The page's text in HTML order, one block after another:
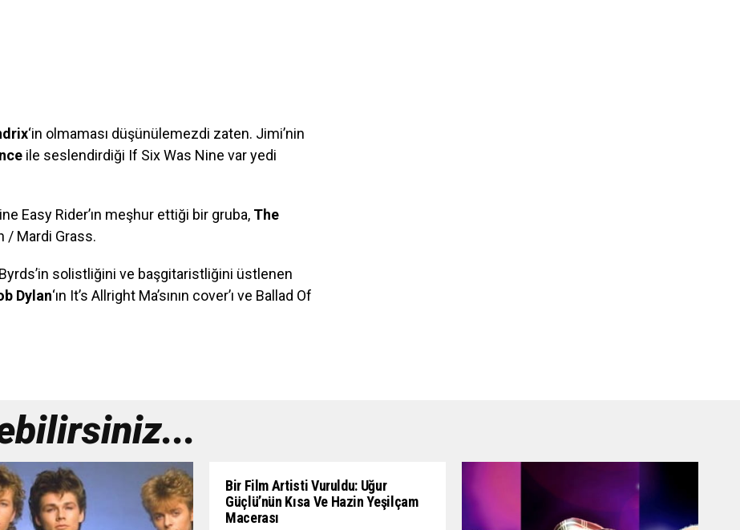
‘in olmaması düşünülemezdi zaten. Jimi’nin
ile seslendirdiği If Six Was Nine var yedi
Easy Rider’ın meşhur ettiği bir gruba, The
/ Mardi Grass.
solistliğini ve başgitaristliğini üstlenen
Dylan‘ın It’s Allright Ma’sının cover’ı ve Ballad Of
Bir Film Artisti Vuruldu: Uğur
Güçlü’nün Kısa Ve Hazin Yeşilçam
Macerası